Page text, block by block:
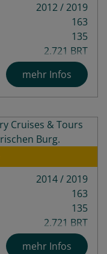
2012 / 2019
163
135
2.721 BRT
mehr Infos
2014 / 2019
163
135
2.721 BRT
4
mehr Infos